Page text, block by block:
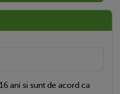
ani si sunt de acord ca